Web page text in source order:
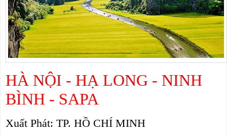
HÀ NỘI - HẠ LONG - NINH
BÌNH - SAPA
Xuất Phát: TP. HỒ CHÍ MINH